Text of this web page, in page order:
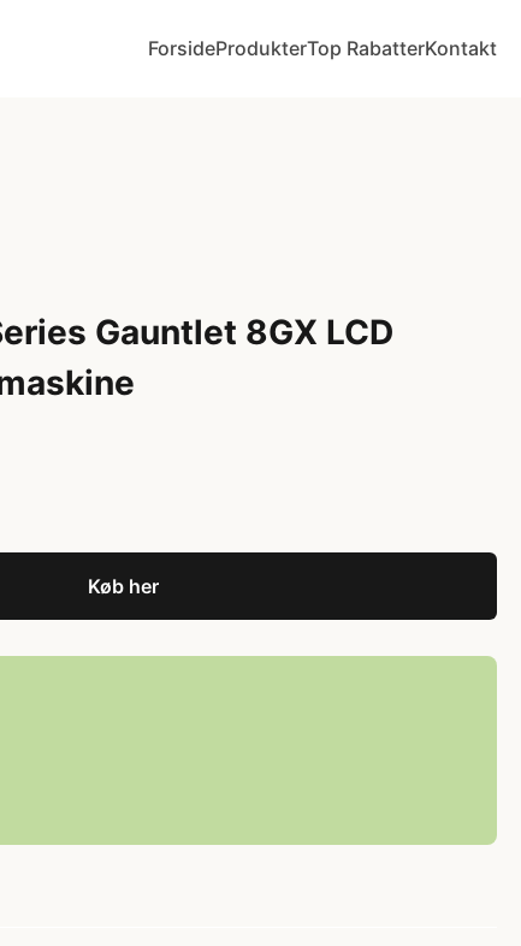
ForsideProdukterTop RabatterKontakt
Gauntlet 8GX LCD
Køb her